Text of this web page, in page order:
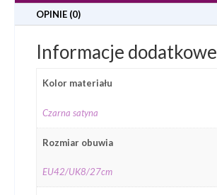
OPINIE (0)
Informacje dodatkowe
Kolor materiału
Czarna satyna
Rozmiar obuwia
EU42/UK8/27cm